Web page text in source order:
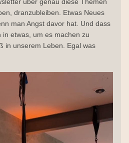
dranzubleiben. Etwas Neues
man Angst davor hat. Und dass
etwas, um es machen zu
in unserem Leben. Egal was